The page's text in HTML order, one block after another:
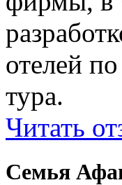
отелей
тура.
Читать
Семья